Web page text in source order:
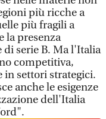
più ricche a
più fragili a
la presenza
serie B. Ma l'Italia
competitiva,
in settori strategici.
anche le esigenze
dell'Italia